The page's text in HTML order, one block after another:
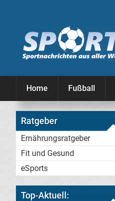
Home Fußball
Ratgeber
Ernährungsratgeber
Fit und Gesund
eSports
Top-Aktuell: